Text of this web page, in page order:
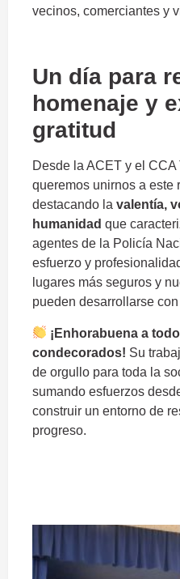
vecinos, comerciantes y
Un día para
homenaje y
gratitud
Desde la ACET y el CCA
queremos unirnos a este
destacando la valentía,
humanidad que
agentes de la Policía
esfuerzo y
lugares más seguros y
pueden desarrollarse con
¡ Enhorabuenaa
condecorados! Su
de orgullo para toda la
sumando esfuerzos
construir un entorno de
progreso.